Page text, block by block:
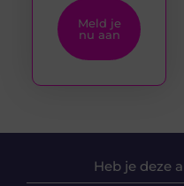
Meld je
nu aan
Heb je deze